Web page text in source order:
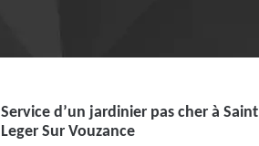
Service d’un jardinier pas cher à Saint
Leger Sur Vouzance